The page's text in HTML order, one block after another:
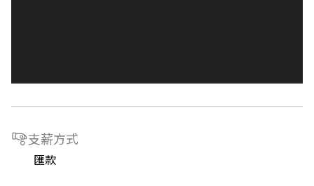
支薪方式
匯款